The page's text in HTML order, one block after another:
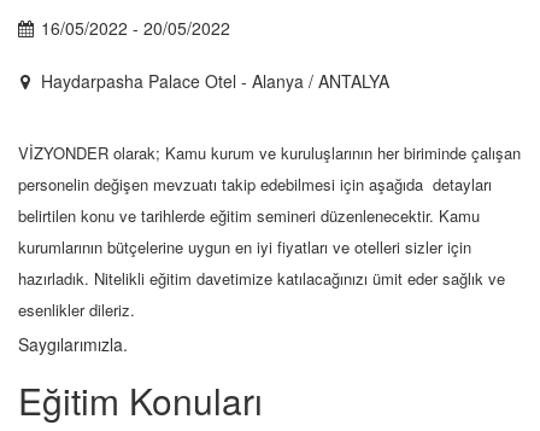
16/05/2022 - 20/05/2022
Haydarpasha Palace Otel - Alanya / ANTALYA
VİZYONDER olarak; Kamu kurum ve kuruluşlarının her biriminde çalışan
personelin değişen mevzuatı takip edebilmesi için aşağıda detayları
belirtilen konu ve tarihlerde eğitim semineri düzenlenecektir. Kamu
kurumlarının bütçelerine uygun en iyi fiyatları ve otelleri sizler için
hazırladık. Nitelikli eğitim davetimize katılacağınızı ümit eder sağlık ve
esenlikler dileriz.
Saygılarımızla.
Eğitim Konuları